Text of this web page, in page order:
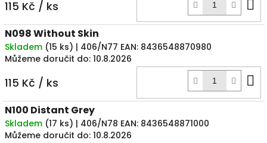
115 Kč / ks
N098 Without Skin
Skladem (15 ks) | 406/N77 EAN: 8436548870980
Můžeme doručit do: 10.8.2026
115 Kč / ks
N100 Distant Grey
Skladem (17 ks) | 406/N78 EAN: 8436548871000
Můžeme doručit do: 10.8.2026